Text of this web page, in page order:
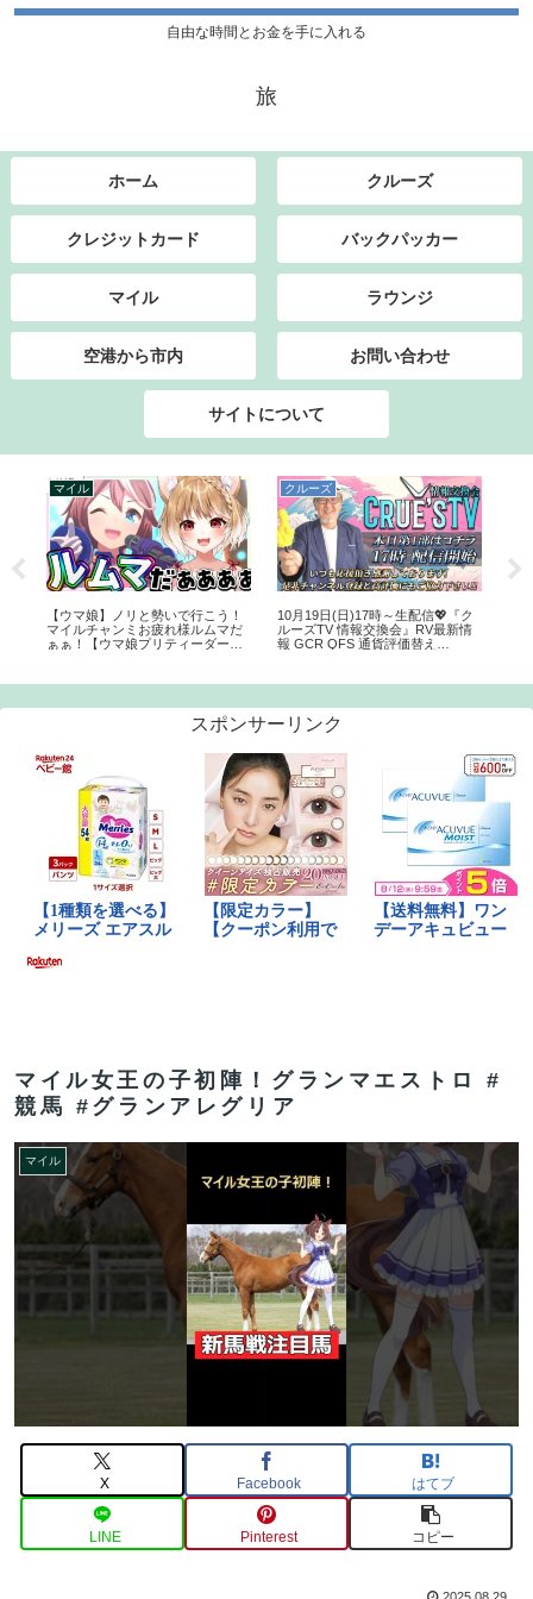
自由な時間とお金を手に入れる
旅
ホーム クルーズ
クレジットカード バックパッカー
マイル ラウンジ
空港から市内 お問い合わせ
サイトについて
マイル
【ウマ娘】ノリと勢いで行こう！
マイルチャンミお疲れ様ルムマだ
ぁぁ！【ウマ娘プリティーダービ
クルーズ
10月19日(日)17時～生配信💖『ク
ルーズTV 情報交換会』RV最新情
報 GCR QFS 通貨評価替え
ーシックインカム
スポンサーリンク
マイル女王の子初陣！グランマエストロ #
競馬 #グランアレグリア
マイル
X Facebook はてブ
LINE Pinterest コピー